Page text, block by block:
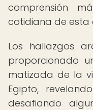
comprensión
cotidiana de esta
Los hallazgos
proporcionado
matizada de la
Egipto,
desafiando